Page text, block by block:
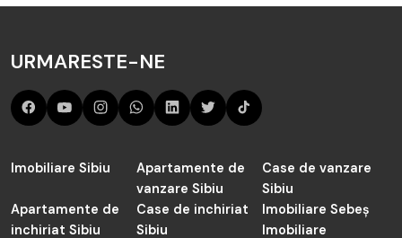
URMARESTE-NE
Imobiliare Sibiu
Apartamente de
vanzare Sibiu
Case de vanzare
Sibiu
Apartamente de
inchiriat Sibiu
Case de inchiriat
Sibiu
Imobiliare Sebeș
Imobiliare